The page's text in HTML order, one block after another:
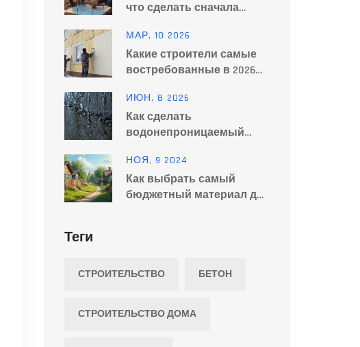
что сделать сначала
2025)
МАР, 10 2026
Какие строители самые
востребованные в 2026
ИЮН, 8 2026
Как сделать
водонепроницаемый
пошаговая инструкция и
составы
НОЯ, 9 2024
Как выбрать самый
бюджетный материал для
Теги
СТРОИТЕЛЬСТВО БЕТОН
СТРОИТЕЛЬСТВО ДОМА